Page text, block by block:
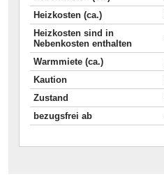
Heizkosten (ca.)
Heizkosten sind in
Nebenkosten enthalten
Warmmiete (ca.)
Kaution
Zustand
bezugsfrei ab